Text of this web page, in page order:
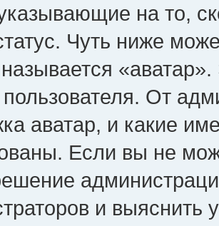
на то,
Чуть ниже
От
аватар, и какие
Если вы не
и выяснить